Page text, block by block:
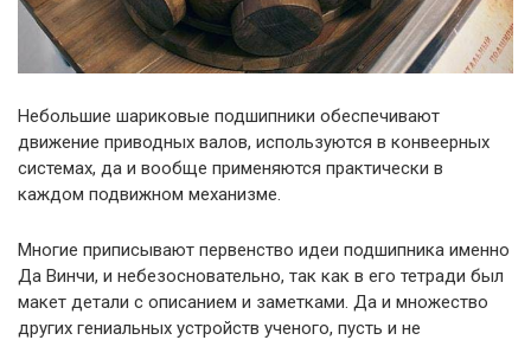
Небольшие шариковые подшипники обеспечивают
движение приводных валов, используются в конвеерных
системах, да и вообще применяются практически в
каждом подвижном механизме.
Многие приписывают первенство идеи подшипника именно
Да Винчи, и небезосновательно, так как в его тетради был
макет детали с описанием и заметками. Да и множество
других гениальных устройств ученого, пусть и не